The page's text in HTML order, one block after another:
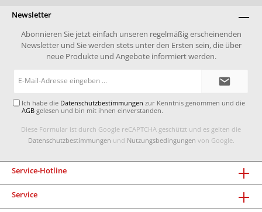
Newsletter
Abonnieren Sie jetzt einfach unseren regelmäßig erscheinenden
Newsletter und Sie werden stets unter den Ersten sein, die über
neue Produkte und Angebote informiert werden.
Ich habe die Datenschutzbestimmungen zur Kenntnis genommen und die
AGB gelesen und bin mit ihnen einverstanden.
Diese Formular ist durch Google reCAPTCHA geschützt und es gelten die
Datenschutzbestimmungen und Nutzungsbedingungen von Google.
Service-Hotline
Service